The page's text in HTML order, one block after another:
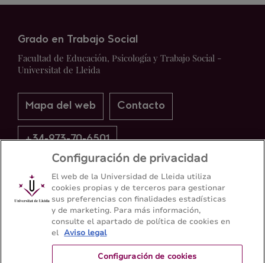
Grado en Trabajo Social
Facultad de Educación, Psicología y Trabajo Social -
Universitat de Lleida
Mapa del web Contacto
+34-973-70-6501
Configuración de privacidad
El web de la Universidad de Lleida utiliza
cookies propias y de terceros para gestionar
sus preferencias con finalidades estadísticas
y de marketing. Para más información,
consulte el apartado de política de cookies en
el Aviso legal
Configuración de cookies